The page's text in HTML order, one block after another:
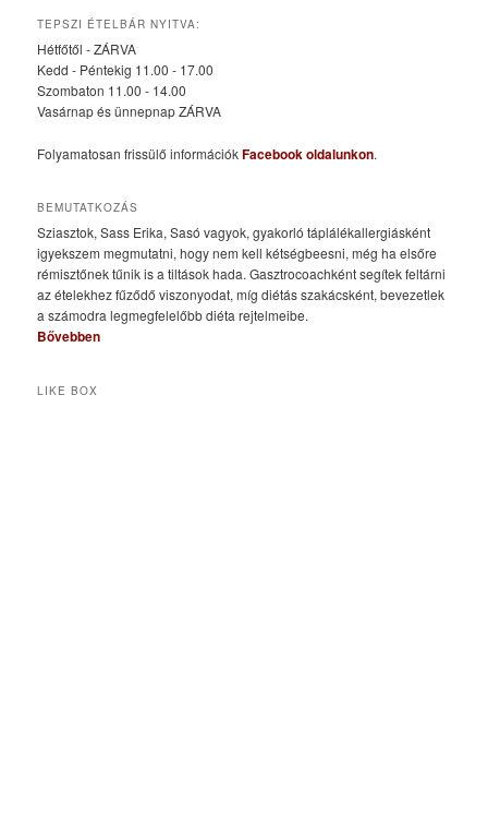
TEPSZI ÉTELBÁR NYITVA:
Hétfőtől - ZÁRVA
Kedd - Péntekig 11.00 - 17.00
Szombaton 11.00 - 14.00
Vasárnap és ünnepnap ZÁRVA
Folyamatosan frissülő információkFacebook oldalunkon.
BEMUTATKOZÁS
Sziasztok, Sass Erika, Sasó vagyok, gyakorló táplálékallergiásként
igyekszem megmutatni, hogy nem kell kétségbeesni, még ha elsőre
rémisztőnek tűnik is a tiltások hada. Gasztrocoachként segítek feltárni
az ételekhez fűződő viszonyodat, míg diétás szakácsként, bevezetlek
a számodra legmegfelelőbb diéta rejtelmeibe.
Bővebben
LIKE BOX